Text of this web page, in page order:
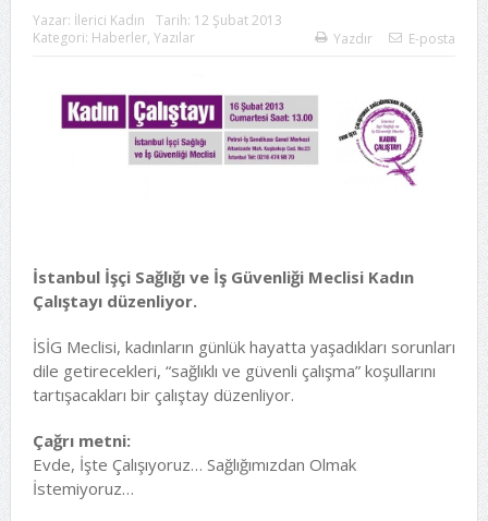
Yazar: İlerici Kadın Tarih: 12 Şubat 2013
Kategori: Haberler, Yazılar Yazdır E-posta
İstanbul İşçi Sağlığı ve İş Güvenliği Meclisi Kadın
Çalıştayı düzenliyor.
İSİG Meclisi, kadınların günlük hayatta yaşadıkları sorunları
dile getirecekleri, “sağlıklı ve güvenli çalışma” koşullarını
tartışacakları bir çalıştay düzenliyor.
Çağrı metni:
Evde, İşte Çalışıyoruz… Sağlığımızdan Olmak
İstemiyoruz…